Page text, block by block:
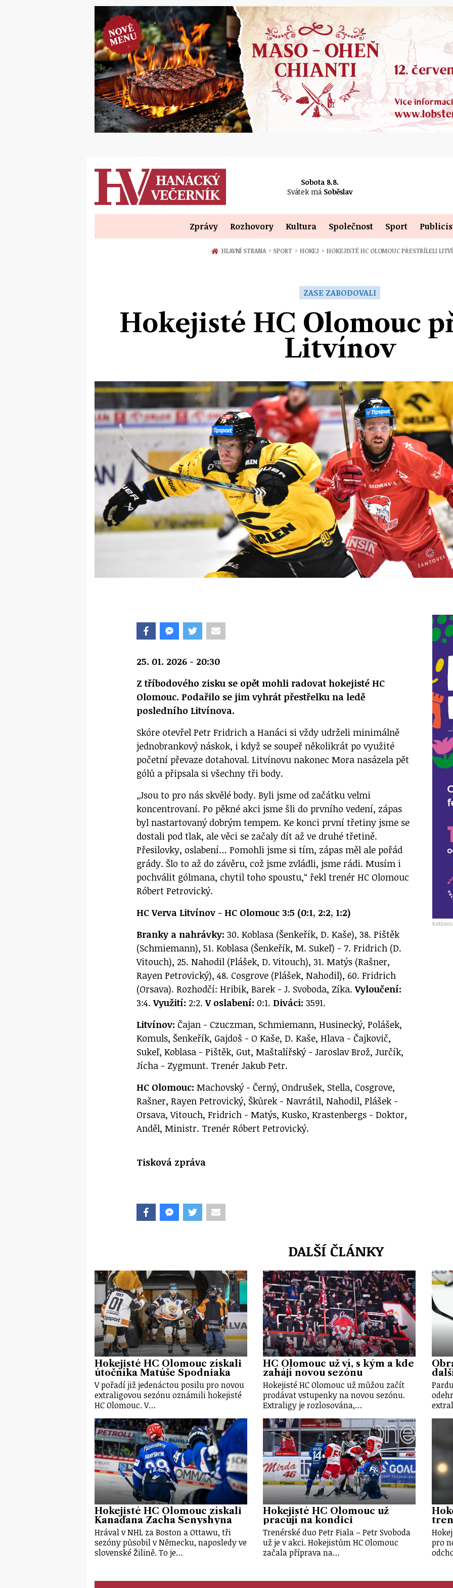
Sobota 8.8.
Svátek má Soběslav
Zprávy Rozhovory Kultura Společnost Sport
HLAVNÍ STRANA › SPORT › HOKEJ › HOKEJISTÉ HC OLOMOUC PŘESTŘÍLELI
ZASE ZABODOVALI
Hokejisté HC Olomouc
Litvínov
25. 01. 2026 - 20:30
Z tříbodového zisku se opět mohli radovat hokejisté HC
Olomouc. Podařilo se jim vyhrát přestřelku na ledě
posledního Litvínova.
Skóre otevřel Petr Fridrich a Hanáci si vždy udrželi minimálně
jednobrankový náskok, i když se soupeř několikrát po využité
početní převaze dotahoval. Litvínovu nakonec Mora nasázela pět
gólů a připsala si všechny tři body.
„Jsou to pro nás skvělé body. Byli jsme od začátku velmi
koncentrovaní. Po pěkné akci jsme šli do prvního vedení, zápas
byl nastartovaný dobrým tempem. Ke konci první třetiny jsme se
dostali pod tlak, ale věci se začaly dít až ve druhé třetině.
Přesilovky, oslabení… Pomohli jsme si tím, zápas měl ale pořád
grády. Šlo to až do závěru, což jsme zvládli, jsme rádi. Musím i
pochválit gólmana, chytil toho spoustu,“ řekl trenér HC Olomouc
Róbert Petrovický.
HC Verva Litvínov - HC Olomouc 3:5 (0:1, 2:2, 1:2)
Branky a nahrávky: 30. Koblasa (Šenkeřík, D. Kaše), 38. Pištěk
(Schmiemann), 51. Koblasa (Šenkeřík, M. Sukeľ) - 7. Fridrich (D.
Vitouch), 25. Nahodil (Plášek, D. Vitouch), 31. Matýs (Rašner,
Rayen Petrovický), 48. Cosgrove (Plášek, Nahodil), 60. Fridrich
(Orsava). Rozhodčí: Hribik, Barek - J. Svoboda, Zíka.Vyloučení:
3:4.Využití: 2:2.V oslabení: 0:1.Diváci: 3591.
Litvínov: Čajan - Czuczman, Schmiemann, Husinecký, Polášek,
Komuls, Šenkeřík, Gajdoš - O Kaše, D. Kaše, Hlava - Čajkovič,
Sukeľ, Koblasa - Pištěk, Gut, Maštalířský - Jaroslav Brož, Jurčík,
Jícha - Zygmunt. Trenér Jakub Petr.
HC Olomouc: Machovský - Černý, Ondrušek, Stella, Cosgrove,
Rašner, Rayen Petrovický, Škůrek - Navrátil, Nahodil, Plášek -
Orsava, Vitouch, Fridrich - Matýs, Kusko, Krastenbergs - Doktor,
Anděl, Ministr. Trenér Róbert Petrovický.
Tisková zpráva
DALŠÍ ČLÁNKY
Hokejisté HC Olomouc získali
útočníka Matúše Spodniaka
V pořadí již jedenáctou posilu pro novou
extraligovou sezónu oznámili hokejisté
HC Olomouc. V…
HC Olomouc už ví, s kým a kde
zahájí novou sezónu
Hokejisté HC Olomouc už můžou začít
prodávat vstupenky na novou sezónu.
Extraligy je rozlosována,…
Hokejisté HC Olomouc získali
Kanaďana Zacha Senyshyna
Hrával v NHL za Boston a Ottawu, tři
sezóny působil v Německu, naposledy ve
slovenské Žilině. To je…
Hokejisté HC Olomouc už
pracují na kondici
Trenérské duo Petr Fiala – Petr Svoboda
už je v akci. Hokejistům HC Olomouc
začala příprava na…
pro